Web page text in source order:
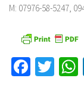
M: 07976-58-5247,